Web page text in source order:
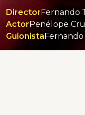
DirectorFernando
Actor
Guionista